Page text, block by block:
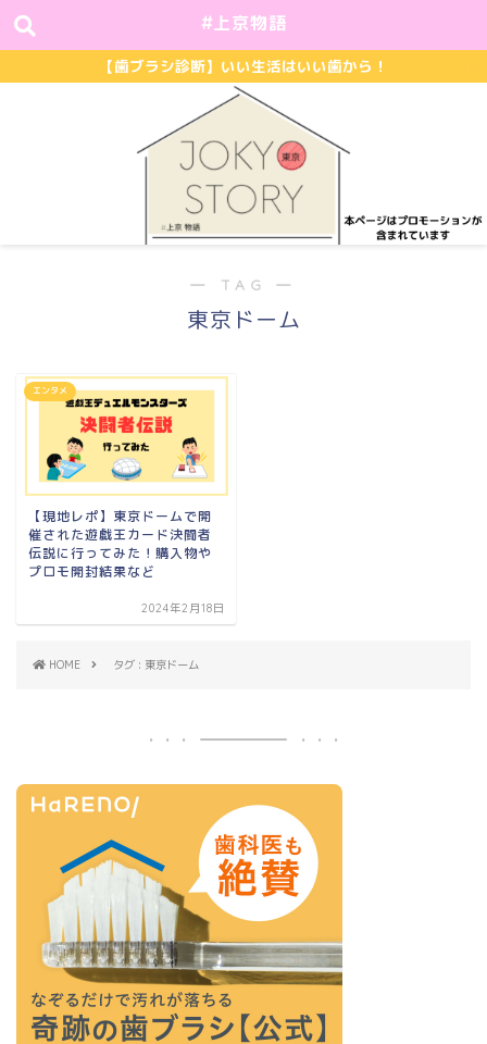
#上京物語
【歯ブラシ診断】いい生活はいい歯から！
― TAG ―
東京ドーム
エンタメ
【現地レポ】東京ドームで開
催された遊戯王カード決闘者
伝説に行ってみた！購入物や
プロモ開封結果など
2024年2月18日
HOME タグ : 東京ドーム